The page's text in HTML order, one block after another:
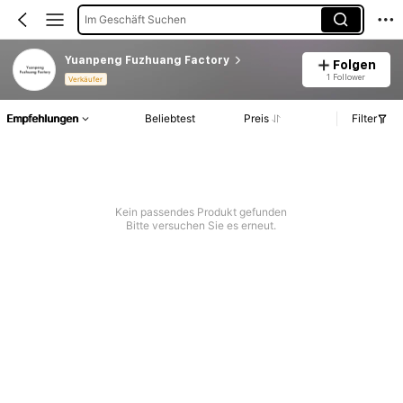
Im Geschäft Suchen
Yuanpeng Fuzhuang Factory
Verkäufer
Folgen
1 Follower
Empfehlungen Beliebtest Preis Filter
Kein passendes Produkt gefunden
Bitte versuchen Sie es erneut.